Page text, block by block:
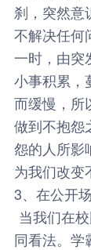
刹，突然
不解决任何
一时，由突
小事积累，
而缓慢，所
做到不抱怨
怨的人所影
为我们改变
3、在公开
当我们在
同看法。学